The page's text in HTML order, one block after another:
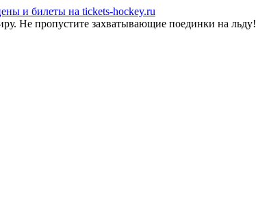
и билеты на tickets-hockey.ru
Не пропустите захватывающие поединки на льду!